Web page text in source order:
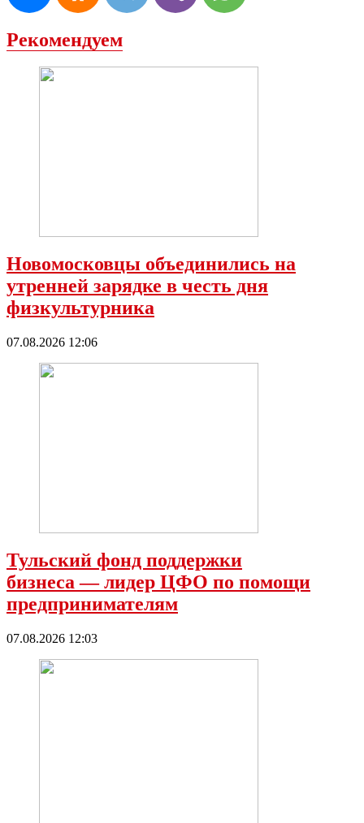
Рекомендуем
Новомосковцы объединились на
утренней зарядке в честь дня
физкультурника
07.08.2026 12:06
Тульский фонд поддержки
бизнеса — лидер ЦФО по помощи
предпринимателям
07.08.2026 12:03